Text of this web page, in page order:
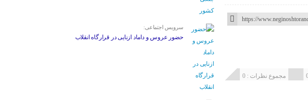
مجموع نظرات : 0
سرویس اجتماعی:
حضور عروس و داماد ازنایی در قرارگاه انقلاب